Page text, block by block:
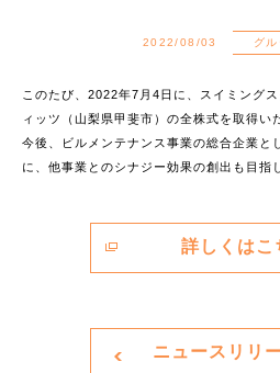
2022/08/03 グ
このたび、2022年7月4日に、スイミング
ィッツ（山梨県甲斐市）の全株式を取得い
今後、ビルメンテナンス事業の総合企業と
に、他事業とのシナジー効果の創出も目指
詳しくはこ
ニュースリリ